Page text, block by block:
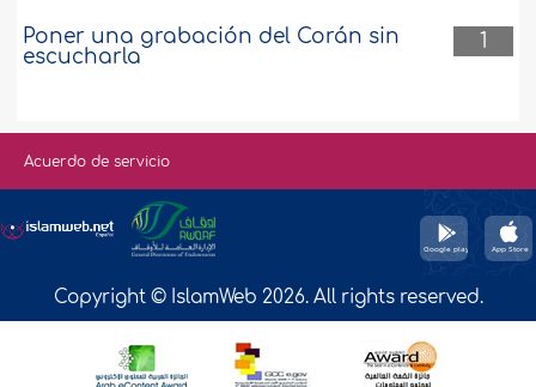
1
Poner una grabación del Corán sin
escucharla
Acuerdo de servicio
Copyright © IslamWeb 2026. All rights reserved.